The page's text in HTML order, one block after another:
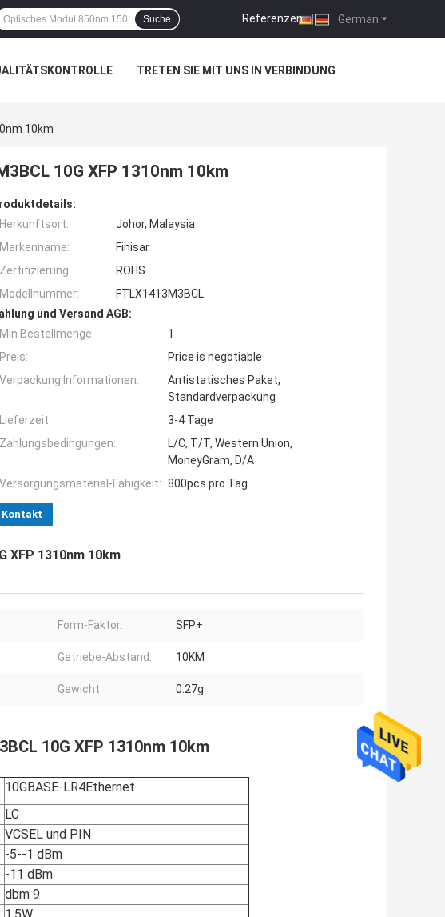
German
Referenzen |
Suche
TRETEN SIE MIT UNS IN VERBINDUNG
10km
10G XFP 1310nm 10km
Herkunftsort:
Johor, Malaysia
Markenname:
Finisar
Zertifizierung:
ROHS
Modellnummer:
FTLX1413M3BCL
und Versand AGB:
Min Bestellmenge:
1
Preis:
Price is negotiable
Verpackung Informationen:
Antistatisches Paket,
Standardverpackung
Lieferzeit:
3-4 Tage
Zahlungsbedingungen:
L/C, T/T, Western Union,
MoneyGram, D/A
Versorgungsmaterial-Fähigkeit: 800pcs pro Tag
Kontakt
XFP 1310nm 10km
Form-Faktor: SFP+
Getriebe-Abstand: 10KM
Gewicht: 0.27g
10G XFP 1310nm 10km
10GBASE-LR4Ethernet
LC
VCSEL und PIN
-5--1 dBm
-11 dBm
dbm 9